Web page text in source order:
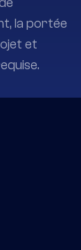
la portée
et